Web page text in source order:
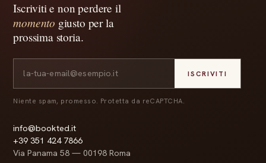
Iscriviti e non perdere il
momento giusto per la
prossima storia.
ISCRIVITI
Niente spam, promesso. Protetta da reCAPTCHA.
info@bookted.it
+39 351 424 7866
Via Panama 58 — 00198 Roma